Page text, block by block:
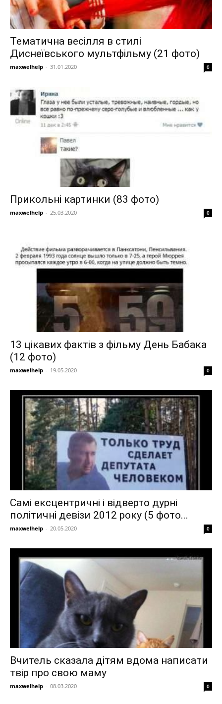
Тематична весілля в стилі
Диснеївського мультфільму (21 фото)
maxwelhelp - 31.01.2020 0
Прикольні картинки (83 фото)
maxwelhelp - 25.03.2020 0
13 цікавих фактів з фільму День Бабака
(12 фото)
maxwelhelp - 19.05.2020 0
Самі ексцентричні і відверто дурні
політичні девізи 2012 року (5 фото...
maxwelhelp - 20.05.2020 0
Вчитель сказала дітям вдома написати
твір про свою маму
maxwelhelp - 08.03.2020 0